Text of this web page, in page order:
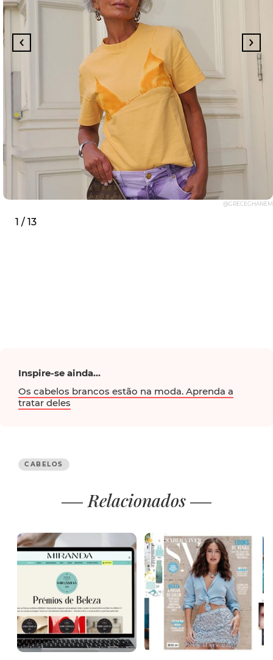
@GRECEGHANEM
1 / 13
Inspire-se ainda...
Os cabelos brancos estão na moda. Aprenda a
tratar deles
CABELOS
Relacionados